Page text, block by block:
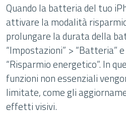
Quando la batteria del tuo
attivare la modalità
prolungare la durata della
“Impostazioni” > “Batteria”
“Risparmio energetico”. In
funzioni non essenziali
limitate, come gli
effetti visivi.